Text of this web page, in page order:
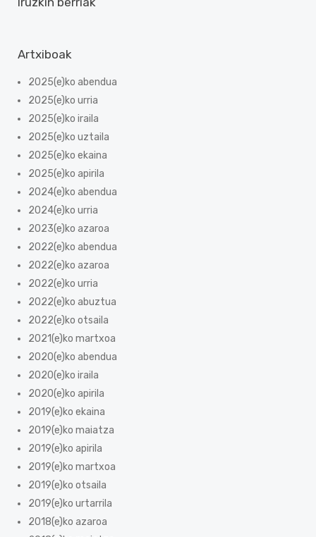
Artxiboak
2025(e)ko abendua
2025(e)ko urria
2025(e)ko iraila
2025(e)ko uztaila
2025(e)ko ekaina
2025(e)ko apirila
2024(e)ko abendua
2024(e)ko urria
2023(e)ko azaroa
2022(e)ko abendua
2022(e)ko azaroa
2022(e)ko urria
2022(e)ko abuztua
2022(e)ko otsaila
2021(e)ko martxoa
2020(e)ko abendua
2020(e)ko iraila
2020(e)ko apirila
2019(e)ko ekaina
2019(e)ko maiatza
2019(e)ko apirila
2019(e)ko martxoa
2019(e)ko otsaila
2019(e)ko urtarrila
2018(e)ko azaroa